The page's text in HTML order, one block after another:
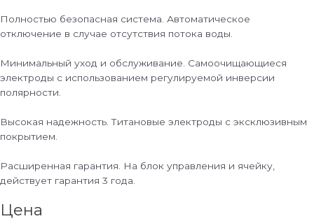
Полностью безопасная система. Автоматическое
отключение в случае отсутствия потока воды.
Минимальный уход и обслуживание. Самоочищающиеся
электроды с использованием регулируемой инверсии
полярности.
Высокая надежность. Титановые электроды с эксклюзивным
покрытием.
Расширенная гарантия. На блок управления и ячейку,
действует гарантия 3 года.
Цена